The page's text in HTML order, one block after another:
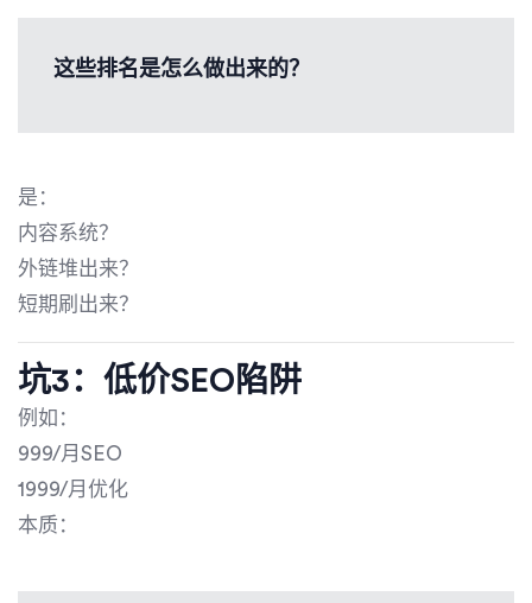
这些排名是怎么做出来的？
是：
内容系统？
外链堆出来？
短期刷出来？
坑3：低价SEO陷阱
例如：
999/月SEO
1999/月优化
本质：